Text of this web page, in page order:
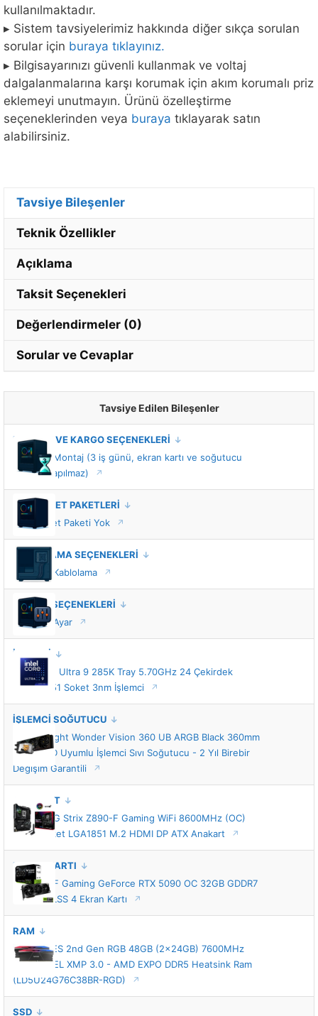
kullanılmaktadır.
▸ Sistem tavsiyelerimiz hakkında diğer sıkça sorulan
sorular için buraya tıklayınız.
▸ Bilgisayarınızı güvenli kullanmak ve voltaj
dalgalanmalarına karşı korumak için akım korumalı priz
eklemeyi unutmayın. Ürünü özelleştirme
seçeneklerinden veya buraya tıklayarak satın
alabilirsiniz.
Tavsiye Bileşenler
Teknik Özellikler
Açıklama
Taksit Seçenekleri
Değerlendirmeler (0)
Sorular ve Cevaplar
Tavsiye Edilen Bileşenler
MONTAJ VE KARGO SEÇENEKLERİ
Standart Montaj (3 iş günü, ekran kartı ve soğutucu
montajı yapılmaz)
VIP HİZMET PAKETLERİ
VIP Hizmet Paketi Yok
KABLOLAMA SEÇENEKLERİ
Standart Kablolama
TUNING SEÇENEKLERİ
Standart Ayar
İŞLEMCİ
Intel Core Ultra 9 285K Tray 5.70GHz 24 Çekirdek
36MB 1851 Soket 3nm İşlemci
İŞLEMCİ SOĞUTUCU
Thermalright Wonder Vision 360 UB ARGB Black 360mm
Intel-AMD Uyumlu İşlemci Sıvı Soğutucu - 2 Yıl Birebir
Değişim Garantili
ANAKART
ASUS ROG Strix Z890-F Gaming WiFi 8600MHz (OC)
DDR5 Soket LGA1851 M.2 HDMI DP ATX Anakart
EKRAN KARTI
ASUS TUF Gaming GeForce RTX 5090 OC 32GB GDDR7
512 Bit DLSS 4 Ekran Kartı
RAM
Lexar ARES 2nd Gen RGB 48GB (2x24GB) 7600MHz
CL38 INTEL XMP 3.0 - AMD EXPO DDR5 Heatsink Ram
(LD5U24G76C38BR-RGD)
SSD